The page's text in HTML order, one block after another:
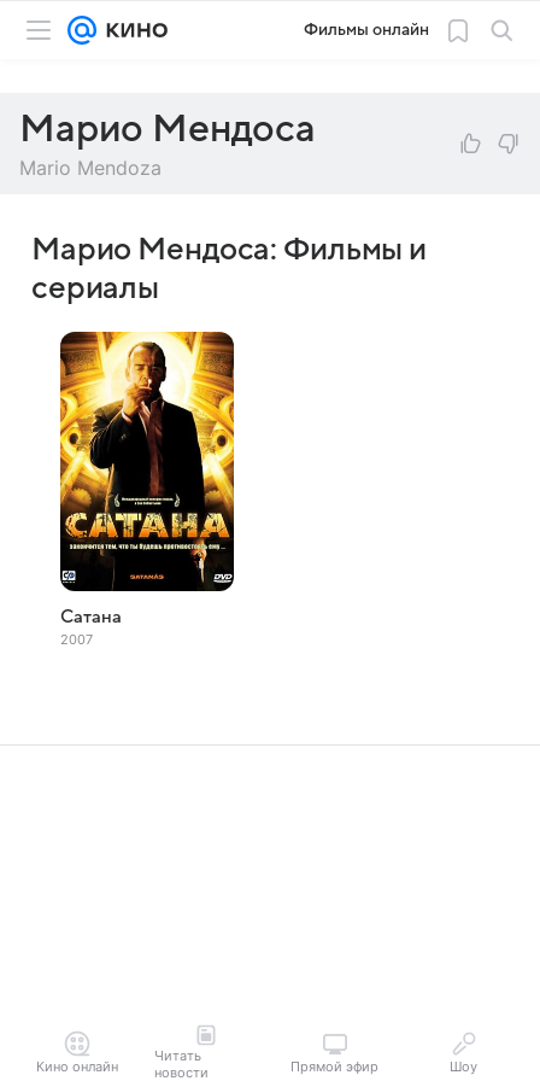
Фильмы онлайн
Марио Мендоса
Mario Mendoza
Марио Мендоса: Фильмы и
сериалы
Сатана
2007
Кино онлайн
Читать
новости
Прямой эфир Шоу